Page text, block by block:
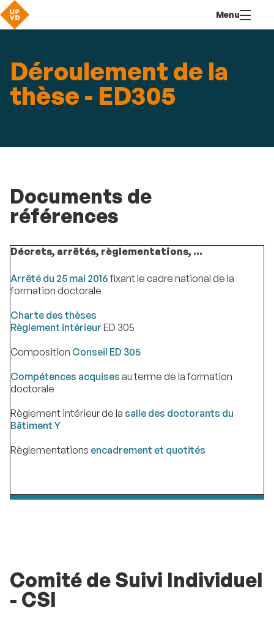
contenu
Menu
Déroulement de la
thèse - ED305
Documents de
références
Décrets, arrêtés, règlementations, ...
Arrêté du 25 mai 2016fixant le cadre national de la
formation doctorale
Charte des thèses
Règlement intérieur ED 305
Composition Conseil ED 305
Compétences acquises au terme de la formation
doctorale
Règlement intérieur de la salle des doctorants du
Bâtiment Y
Règlementations encadrement et quotités
Comité de Suivi Individuel
- CSI